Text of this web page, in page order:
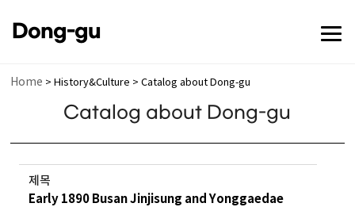
Dong-gu
메뉴 열기
전체메뉴 닫기
Home > History&Culture > Catalog about Dong-gu
Catalog about Dong-gu
제목
Early 1890 Busan Jinjisung and Yonggaedae